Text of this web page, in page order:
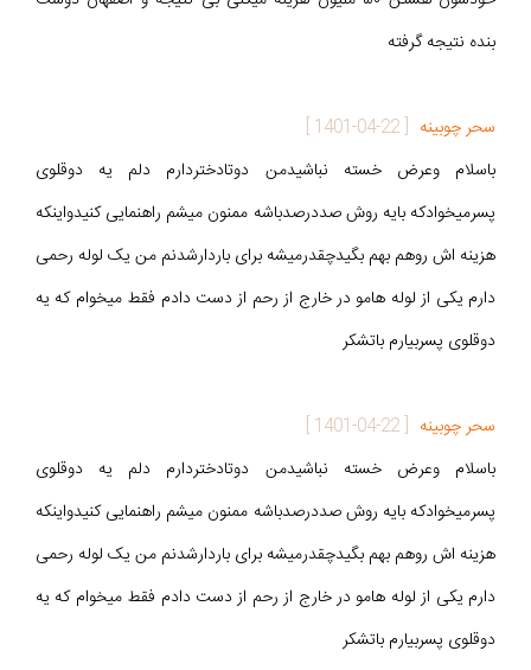
بنده نتیجه گرفته
سحر چوبینه [
1401-04-22
]
باسلام وعرض خسته نباشیدمن دوتادختردارم دلم یه دوقلوی
پسرمیخوادکه بایه روش صددرصدباشه ممنون میشم راهنمایی کنیدواینکه
هزینه اش روهم بهم بگیدچقدرمیشه برای باردارشدنم من یک لوله رحمی
دارم یکی از لوله هامو در خارج از رحم از دست دادم فقط میخوام که یه
دوقلوی پسربیارم باتشکر
سحر چوبینه [
1401-04-22
]
باسلام وعرض خسته نباشیدمن دوتادختردارم دلم یه دوقلوی
پسرمیخوادکه بایه روش صددرصدباشه ممنون میشم راهنمایی کنیدواینکه
هزینه اش روهم بهم بگیدچقدرمیشه برای باردارشدنم من یک لوله رحمی
دارم یکی از لوله هامو در خارج از رحم از دست دادم فقط میخوام که یه
دوقلوی پسربیارم باتشکر